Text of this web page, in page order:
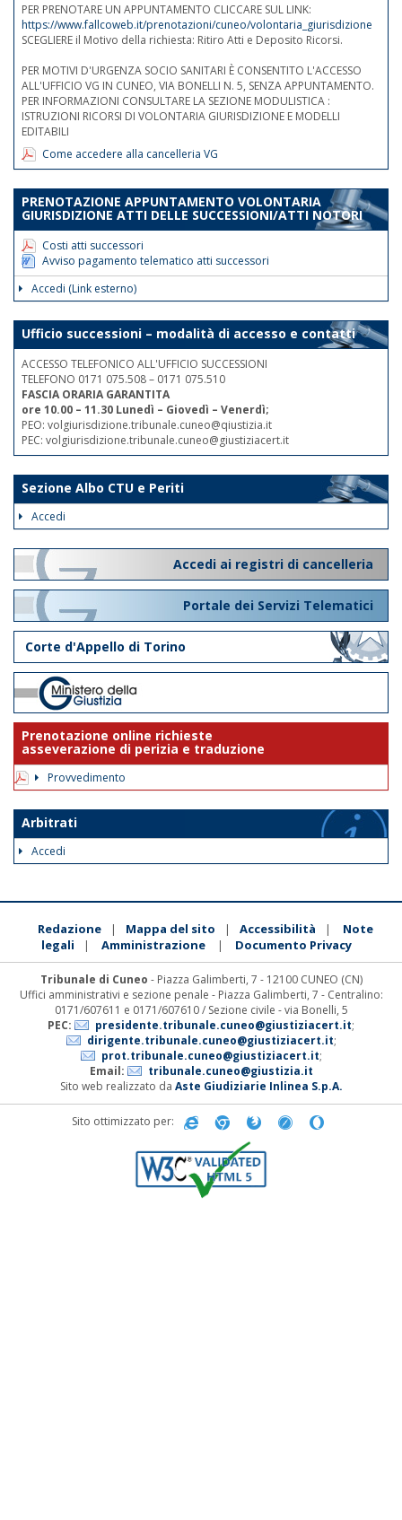
PER PRENOTARE UN APPUNTAMENTO CLICCARE SUL LINK:
https://www.fallcoweb.it/prenotazioni/cuneo/volontaria_giurisdizione
SCEGLIERE il Motivo della richiesta: Ritiro Atti e Deposito Ricorsi.
PER MOTIVI D'URGENZA SOCIO SANITARI È CONSENTITO L'ACCESSO
ALL'UFFICIO VG IN CUNEO, VIA BONELLI N. 5, SENZA APPUNTAMENTO.
PER INFORMAZIONI CONSULTARE LA SEZIONE MODULISTICA :
ISTRUZIONI RICORSI DI VOLONTARIA GIURISDIZIONE E MODELLI
EDITABILI
Come accedere alla cancelleria VG
PRENOTAZIONE APPUNTAMENTO VOLONTARIA
GIURISDIZIONE ATTI DELLE SUCCESSIONI/ATTI NOTORI
Costi atti successori
Avviso pagamento telematico atti successori
Accedi (Link esterno)
Ufficio successioni – modalità di accesso e contatti
ACCESSO TELEFONICO ALL'UFFICIO SUCCESSIONI
TELEFONO 0171 075.508 – 0171 075.510
FASCIA ORARIA GARANTITA
ore 10.00 – 11.30 Lunedì – Giovedì – Venerdì;
PEO: volgiurisdizione.tribunale.cuneo@qiustizia.it
PEC: volgiurisdizione.tribunale.cuneo@giustiziacert.it
Sezione Albo CTU e Periti
Accedi
Accedi ai registri di cancelleria
Portale dei Servizi Telematici
Corte d'Appello di Torino
Prenotazione online richieste
asseverazione di perizia e traduzione
Provvedimento
Arbitrati
Accedi
Redazione | Mappa del sito | Accessibilità |
Note
legali
| Amministrazione | Documento Privacy
Tribunale di Cuneo - Piazza Galimberti, 7 - 12100 CUNEO (CN)
Uffici amministrativi e sezione penale - Piazza Galimberti, 7 - Centralino:
0171/607611 e 0171/607610 / Sezione civile - via Bonelli, 5
PEC:
presidente.tribunale.cuneo@giustiziacert.it;
dirigente.tribunale.cuneo@giustiziacert.it;
prot.tribunale.cuneo@giustiziacert.it;
Email:
tribunale.cuneo@giustizia.it
Sito web realizzato da Aste Giudiziarie Inlinea S.p.A.
Sito ottimizzato per: